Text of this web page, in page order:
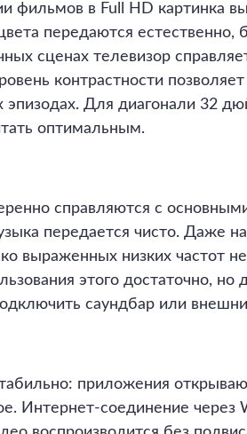
фильмов в Full HD картинка
передаются
сценах телевизор
контрастности
Для диагонали 32
оптимальным.
справляются с
передается чисто. Даже
выраженных низких частот
этого достаточно, но
саундбар или
приложения
Интернет-соединение через